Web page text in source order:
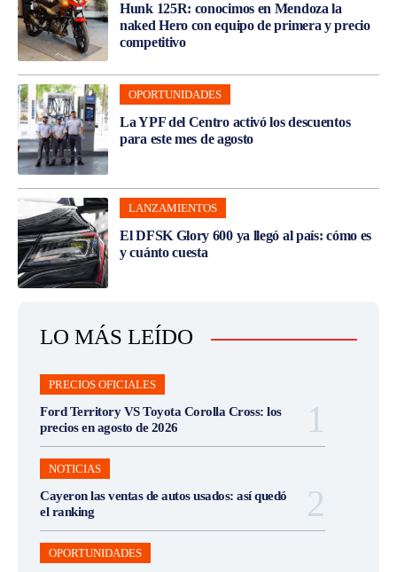
Hunk 125R: conocimos en Mendoza la
naked Hero con equipo de primera y precio
competitivo
OPORTUNIDADES
La YPF del Centro activó los descuentos
para este mes de agosto
LANZAMIENTOS
El DFSK Glory 600 ya llegó al país: cómo es
y cuánto cuesta
LO MÁS LEÍDO
PRECIOS OFICIALES
Ford Territory VS Toyota Corolla Cross: los
precios en agosto de 2026
NOTICIAS
Cayeron las ventas de autos usados: así quedó
el ranking
OPORTUNIDADES